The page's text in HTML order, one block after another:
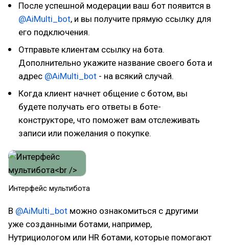
После успешной модерации ваш бот появится в
@AiMulti_bot, и вы получите прямую ссылку для
его подключения.
Отправьте клиентам ссылку на бота.
Дополнительно укажите название своего бота и
адрес @AiMulti_bot - на всякий случай.
Когда клиент начнет общение с ботом, вы
будете получать его ответы в боте-
конструкторе, что поможет вам отслеживать
записи или пожелания о покупке.
Интерфейс мультибота
В @AiMulti_bot можно ознакомиться с другими
уже созданными ботами, например,
Нутрициологом или HR ботами, которые помогают